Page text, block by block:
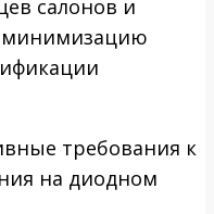
салонов и
минимизацию